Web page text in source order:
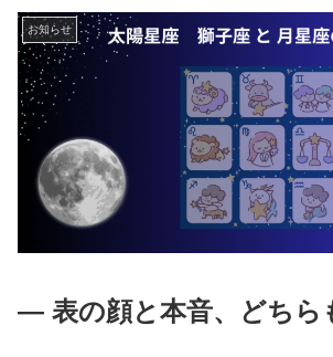
お知らせ
― 表の顔と本音、どち